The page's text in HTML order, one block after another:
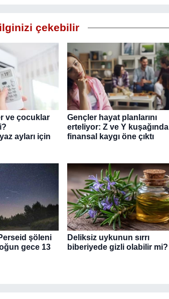
çekebilir
ve çocuklar
ayları için
Gençler hayat planlarını
erteliyor: Z ve Y kuşağında
finansal kaygı öne çıktı
şöleni
gece 13
Deliksiz uykunun sırrı
biberiyede gizli olabilir mi?